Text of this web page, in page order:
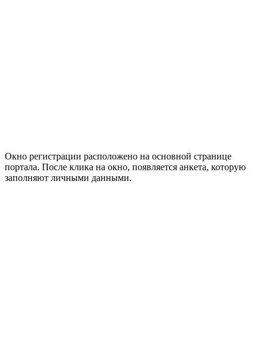
Окно регистрации расположено на основной странице
портала. После клика на окно, появляется анкета, которую
заполняют личными данными.